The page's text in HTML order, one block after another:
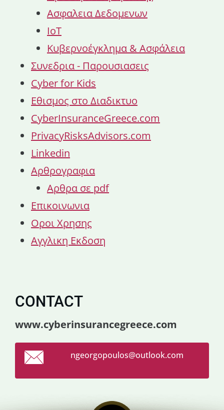
Ασφαλεια Δεδομενων
IoT
Κυβερνοέγκλημα & Ασφάλεια
Συνεδρια - Παρουσιασεις
Cyber for Kids
Εθισμος στο Διαδικτυο
CyberInsuranceGreece.com
PrivacyRisksAdvisors.com
Linkedin
Αρθρογραφια
Αρθρα σε pdf
Επικοινωνια
Οροι Χρησης
Αγγλικη Εκδοση
CONTACT
www.cyberinsurancegreece.com
ngeorgopoulos@outlook.com